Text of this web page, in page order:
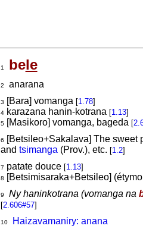
1 bele
2
anarana
3 [Bara] vomanga [1.78]
4karazana hanin-kotrana [1.13]
5[Masikoro] vomanga, bageda [
6 [Betsileo+Sakalava] The sweet
and tsimanga (Prov.), etc. [1.2]
7 patate douce [1.13]
8 [Betsimisaraka+Betsileo]
9 Ny haninkotrana (vomanga na
[2.606#57]
10
Haizavamaniry: anana